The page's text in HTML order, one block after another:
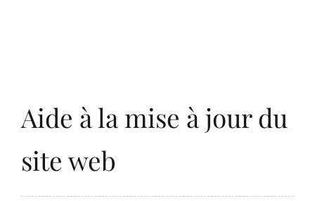
Aide à la mise à jour du
site web